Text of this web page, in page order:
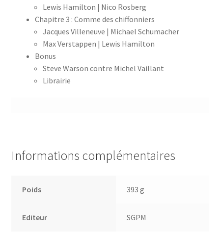
Lewis Hamilton | Nico Rosberg
Chapitre 3 : Comme des chiffonniers
Jacques Villeneuve | Michael Schumacher
Max Verstappen | Lewis Hamilton
Bonus
Steve Warson contre Michel Vaillant
Librairie
Informations complémentaires
Poids 393 g
Editeur SGPM